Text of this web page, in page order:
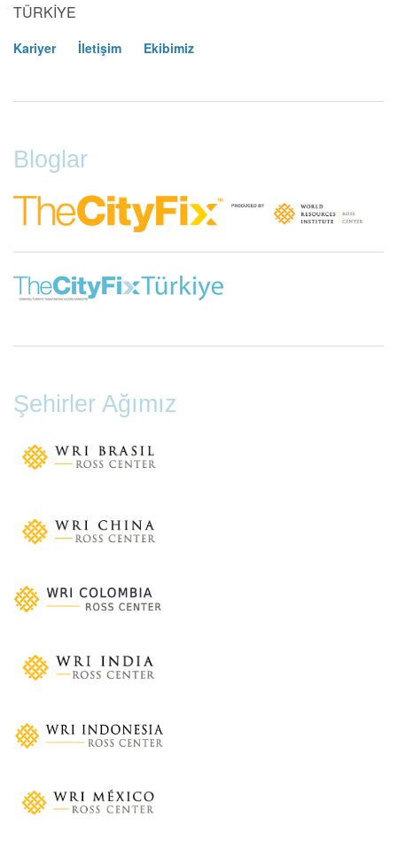
Bloglar
Şehirler Ağımız
TÜRKİYE
Kariyer İletişim Ekibimiz